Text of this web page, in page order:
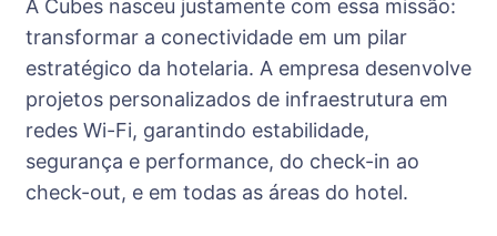
A Cubes nasceu justamente com essa missão:
transformar a conectividade em um pilar
estratégico da hotelaria. A empresa desenvolve
projetos personalizados de infraestrutura em
redes Wi-Fi, garantindo estabilidade,
segurança e performance, do check-in ao
check-out, e em todas as áreas do hotel.